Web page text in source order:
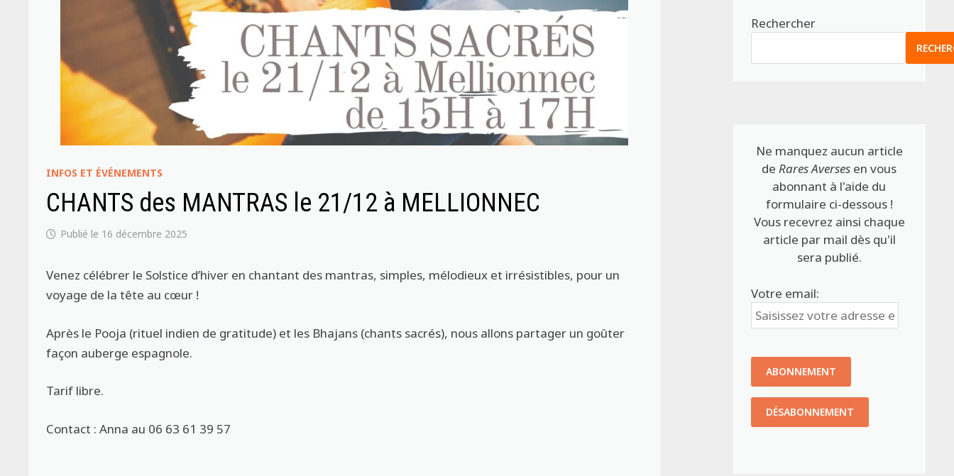
INFOS ET ÉVÉNEMENTS
CHANTS des MANTRAS le 21/12 à MELLIONNEC
16 décembre 2025
Venez célébrer le Solstice d’hiver en chantant des mantras, simples, mélodieux et irrésistibles, pour un
voyage de la tête au cœur !
Après le Pooja (rituel indien de gratitude) et les Bhajans (chants sacrés), nous allons partager un goûter
façon auberge espagnole.
Tarif libre.
Contact : Anna au 06 63 61 39 57
Rechercher
Ne manquez aucun article
deRares Averses en vous
abonnant à l'aide du
formulaire ci-dessous !
Vous recevrez ainsi chaque
article par mail dès qu'il
sera publié.
Votre email: